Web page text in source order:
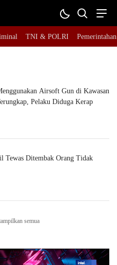
TNI & POLRI Pemerintahan
Airsoft Gun di Kawasan
Pelaku Diduga Kerap
Tewas Ditembak Orang Tidak
semua